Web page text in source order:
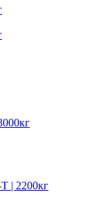
| 2200кг